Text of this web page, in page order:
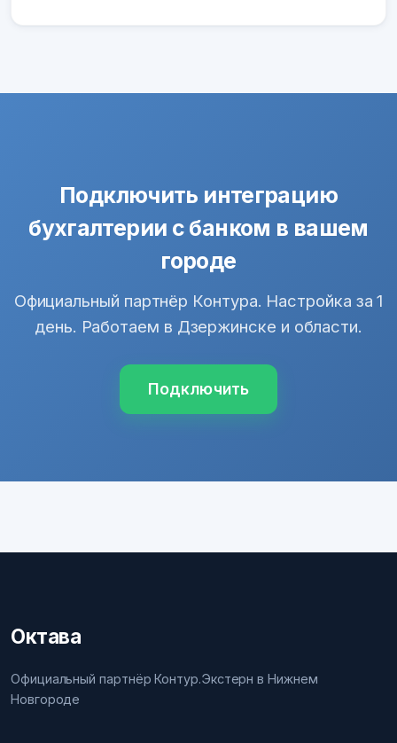
Подключить интеграцию
бухгалтерии с банком в вашем
городе
Официальный партнёр Контура. Настройка за 1
день. Работаем в Дзержинске и области.
Подключить
Октава
Официальный партнёр Контур.Экстерн в Нижнем
Новгороде